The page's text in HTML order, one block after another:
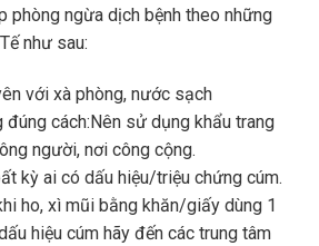
phòng ngừa dịch bệnh theo những
như sau:
với xà phòng, nước sạch
đúng cách:Nên sử dụng khẩu trang
người, nơi công cộng.
kỳ ai có dấu hiệu/triệu chứng cúm.
ho, xì mũi bằng khăn/giấy dùng 1
hiệu cúm hãy đến các trung tâm